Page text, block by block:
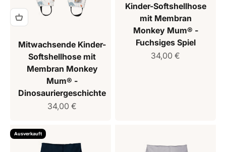
Mitwachsende Kinder-
Softshellhose mit
Membran Monkey
Mum® -
Dinosauriergeschichte
Verkaufspreis
34,00 €
Kinder-Softshellhose
mit Membran
Monkey Mum® -
Fuchsiges Spiel
Verkaufspreis
34,00 €
Ausverkauft